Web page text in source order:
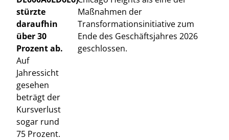
stürzte
daraufhin
über 30
Prozent ab.
Auf
Jahressicht
gesehen
beträgt der
Kursverlust
sogar rund
75 Prozent.
Maßnahmen der
Transformationsinitiative zum
Ende des Geschäftsjahres 2026
geschlossen.